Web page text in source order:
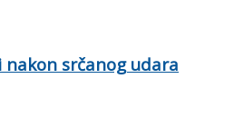
srčanog udara